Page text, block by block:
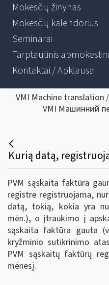
Mokesčių žinynas
Mokesčių kalendorius
Seminarai
Tarptautinis
Kontaktai / Apklausa
VMI Machine
VMI Машинний
PVM sąskaita faktūra
registre registruojama,
datą, tokią, kokia yra
mėn.), o įtraukimo į
sąskaita faktūra gauta
kryžminio sutikrinimo
PVM sąskaitų faktūrų
mėnesį.